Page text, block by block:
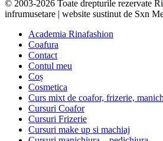
© 2003-2026 Toate drepturile rezervate
infrumusetare | website sustinut de Sxn
Academia Rinafashion
Coafura
Contact
Contul meu
Coș
Cosmetica
Curs mixt de coafor, frizerie,
Cursuri Coafor
Cursuri Frizerie
Cursuri make up si machiaj